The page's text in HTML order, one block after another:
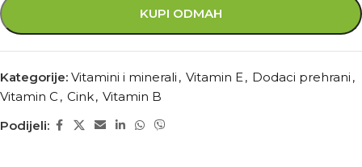
KUPI ODMAH
Kategorije: Vitamini i minerali , Vitamin E, Dodaci prehrani ,
Vitamin C , Cink, Vitamin B
Podijeli: